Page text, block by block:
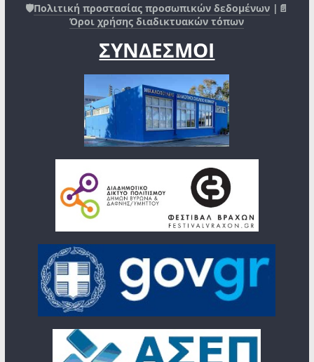
🛡️Πολιτική προστασίας προσωπικών δεδομένων |📄
Όροι χρήσης διαδικτυακών τόπων
ΣΥΝΔΕΣΜΟΙ